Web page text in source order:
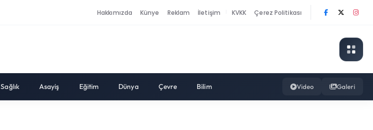
Hakkımızda Künye Reklam İletişim KVKK Çerez Politikası
Sağlık Asayiş Eğitim Dünya Çevre Bilim Video Galeri